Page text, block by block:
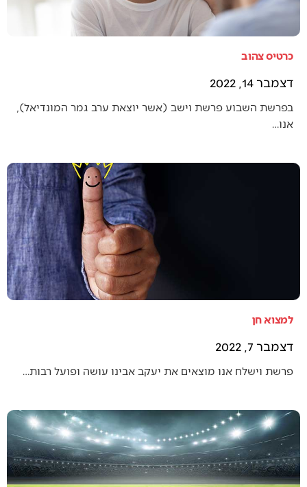
כרטיס צהוב
דצמבר 14, 2022
בפרשת השבוע פרשת וישב (אשר יוצאת ערב גמר המונדיאל),
אנו…
למצוא חן
דצמבר 7, 2022
פרשת וישלח אנו מוצאים את יעקב אבינו עושה ופועל רבות…